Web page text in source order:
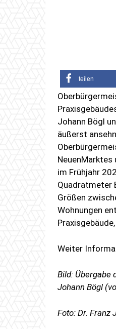
teilen
Johann Bögl
äußerst
NeuenMarktes
im Frühjahr
Quadratmeter
Größen
Wohnungen
Weiter
Bild: Übergabe
Johann Bögl
Foto: Dr. Franz